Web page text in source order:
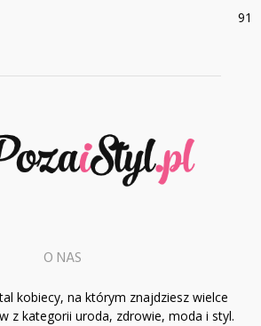
91
O NAS
kobiecy, na którym znajdziesz wielce
z kategorii uroda, zdrowie, moda i styl.